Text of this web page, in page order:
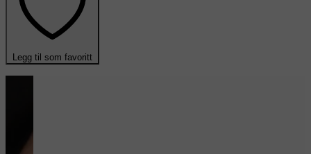
Legg til som favoritt